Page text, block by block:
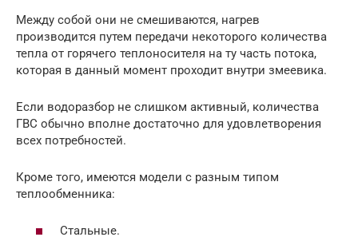
Между собой они не смешиваются, нагрев
производится путем передачи некоторого количества
тепла от горячего теплоносителя на ту часть потока,
которая в данный момент проходит внутри змеевика.
Если водоразбор не слишком активный, количества
ГВС обычно вполне достаточно для удовлетворения
всех потребностей.
Кроме того, имеются модели с разным типом
теплообменника:
Стальные.